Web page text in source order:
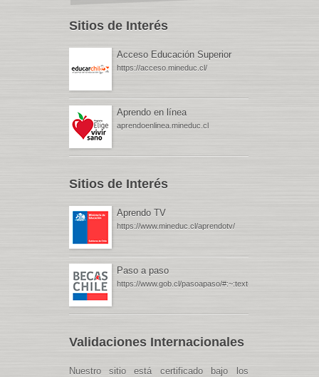
Sitios de Interés
Acceso Educación Superior
https://acceso.mineduc.cl/
Aprendo en línea
aprendoenlinea.mineduc.cl
Sitios de Interés
Aprendo TV
https://www.mineduc.cl/aprendotv/
Paso a paso
https://www.gob.cl/pasoapaso/
Validaciones Internacionales
Nuestro sitio está certificado bajo los